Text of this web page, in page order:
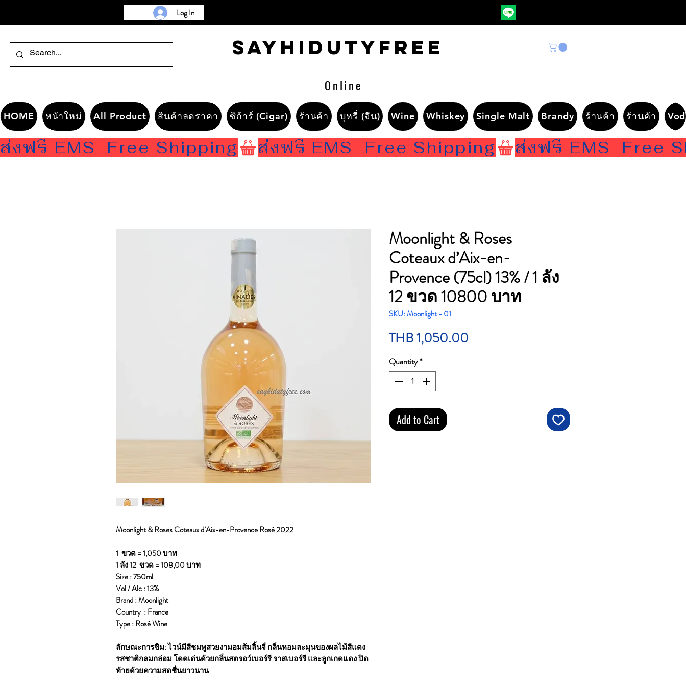
Log In
Sayhidutyfree
Online
HOME หน้าใหม่ All Product สินค้าลดราคา ซิก้าร์ (Cigar) ร้านค้า บุหรี่ (จีน) Wine Whiskey Single Malt Brandy ร้านค้า ร้านค้า
ส่งฟรี EMS  Free Shipping
Moonlight & Roses Coteaux d’Aix-en-Provence Rosé 2022
1 ขวด = 1,050 บาท
1 ลัง 12 ขวด = 108,00 บาท
Size : 750ml
Vol / Alc : 13%
Brand : Moonlight
Country : France
Type : Rosé Wine
ลักษณะการชิม: ไวน์มีสีชมพูสวยงามอมส้มลิ้นจี่ กลิ่นหอมละมุนของผลไม้สีแดง
รสชาติกลมกล่อม โดดเด่นด้วยกลิ่นสตรอว์เบอร์รี ราสเบอร์รี และลูกเกดแดง ปิด
ท้ายด้วยความสดชื่นยาวนาน
Moonlight & Roses
Coteaux d’Aix-en-
Provence (75cl) 13% / 1 ลัง
12 ขวด 10800 บาท
SKU: Moonlight - 01
THB 1,050.00
Quantity*
Add to Cart